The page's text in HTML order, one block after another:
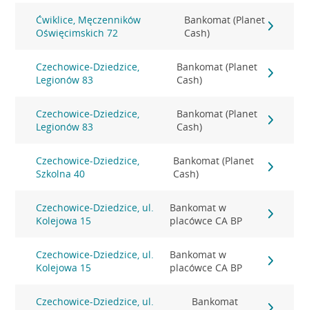
Ćwiklice, Męczenników
Oświęcimskich 72
Bankomat (Planet
Cash)
Czechowice-Dziedzice,
Legionów 83
Bankomat (Planet
Cash)
Czechowice-Dziedzice,
Legionów 83
Bankomat (Planet
Cash)
Czechowice-Dziedzice,
Szkolna 40
Bankomat (Planet
Cash)
Czechowice-Dziedzice, ul.
Kolejowa 15
Bankomat w
placówce CA BP
Czechowice-Dziedzice, ul.
Kolejowa 15
Bankomat w
placówce CA BP
Czechowice-Dziedzice, ul.
Bankomat